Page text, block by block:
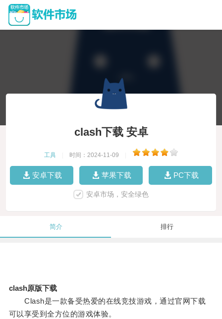
clash下载 安卓
工具 时间：2024-11-09
安卓下载 苹果下载 PC下载
安卓市场，安全绿色
简介 排行
clash原版下载
Clash是一款备受热爱的在线竞技游戏，通过官网下载
可以享受到全方位的游戏体验。